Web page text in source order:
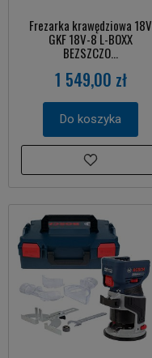
Frezarka krawędziowa 18V
GKF 18V-8 L-BOXX
BEZSZCZO...
1 549,00 zł
Do koszyka